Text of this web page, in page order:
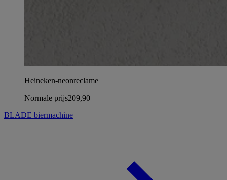
Heineken-neonreclame
Normale prijs209,90
BLADE biermachine